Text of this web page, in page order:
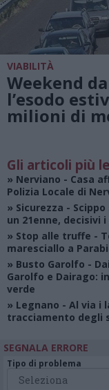
VIABILITÀ
Weekend
l’esodo
milioni di
Gli articoli più
» Nerviano - Casa
Polizia Locale di
» Sicurezza -
un 21enne, decisivi
» Stop alle truffe -
maresciallo a
» Busto Garolfo -
Garolfo e Dairago:
verde
» Legnano - Al via i
tracciamento degli
SEGNALA ERRORE
Tipo di problema